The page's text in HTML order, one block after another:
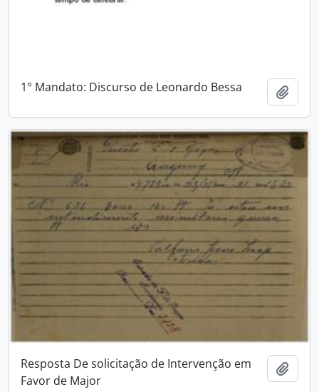
1° Mandato: Discurso de Leonardo Bessa
Resposta De solicitação de Intervenção em
Favor de Major